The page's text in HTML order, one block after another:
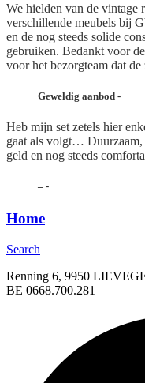
We hielden van de vintage
verschillende meubels bij
en de nog steeds solide
gebruiken. Bedankt voor
voor het bezorgteam dat
Geweldig aanbod -
Heb mijn set zetels hier
gaat als volgt…
geld en nog steeds
– -
Home
Search
Renning 6, 9950
BE 0668.700.281